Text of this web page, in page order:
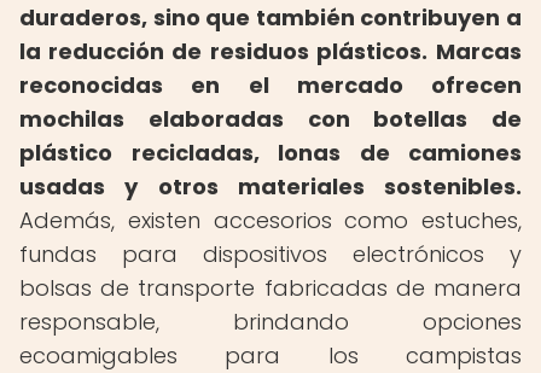
duraderos, sino que también contribuyen a
la reducción de residuos plásticos. Marcas
reconocidas en el mercado ofrecen
mochilas elaboradas con botellas de
plástico recicladas, lonas de camiones
usadas y otros materiales sostenibles.
Además, existen accesorios como estuches,
fundas para dispositivos electrónicos y
bolsas de transporte fabricadas de manera
responsable, brindando opciones
ecoamigables para los campistas